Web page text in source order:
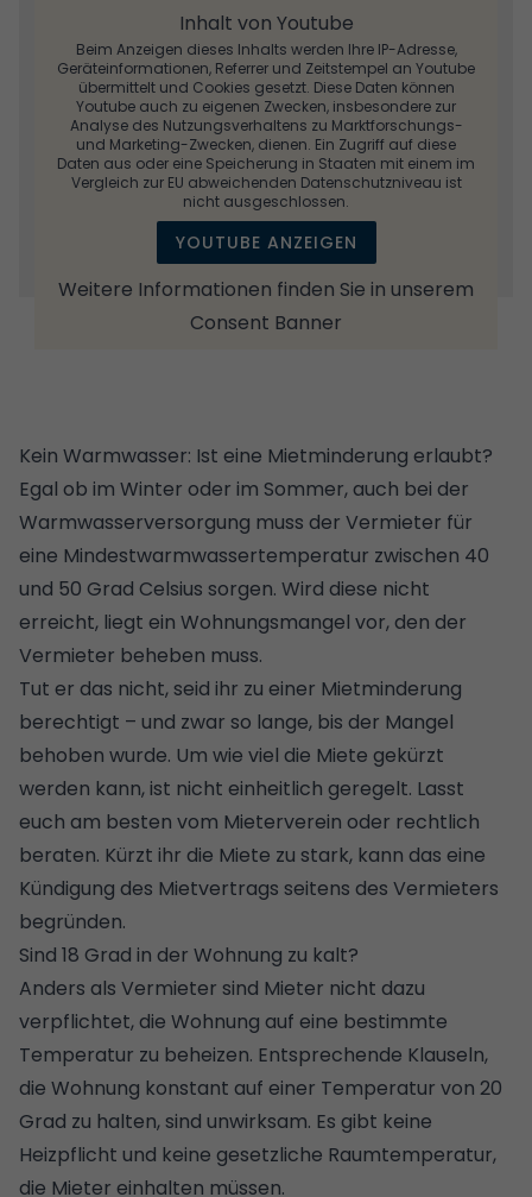
Inhalt von Youtube
Beim Anzeigen dieses Inhalts werden Ihre IP-Adresse,
Geräteinformationen, Referrer und Zeitstempel an Youtube
übermittelt und Cookies gesetzt. Diese Daten können
Youtube auch zu eigenen Zwecken, insbesondere zur
Analyse des Nutzungsverhaltens zu Marktforschungs-
und Marketing-Zwecken, dienen. Ein Zugriff auf diese
Daten aus oder eine Speicherung in Staaten mit einem im
Vergleich zur EU abweichenden Datenschutzniveau ist
nicht ausgeschlossen.
YOUTUBE ANZEIGEN
Weitere Informationen finden Sie in unserem
Consent Banner
Kein Warmwasser: Ist eine Mietminderung erlaubt?
Egal ob im Winter oder im Sommer, auch bei der
Warmwasserversorgung muss der Vermieter für
eine Mindestwarmwassertemperatur zwischen 40
und 50 Grad Celsius sorgen. Wird diese nicht
erreicht, liegt ein Wohnungsmangel vor, den der
Vermieter beheben muss.
Tut er das nicht, seid ihr zu einer Mietminderung
berechtigt – und zwar so lange, bis der Mangel
behoben wurde. Um wie viel die Miete gekürzt
werden kann, ist nicht einheitlich geregelt. Lasst
euch am besten vom Mieterverein oder rechtlich
beraten. Kürzt ihr die Miete zu stark, kann das eine
Kündigung des Mietvertrags seitens des Vermieters
begründen.
Sind 18 Grad in der Wohnung zu kalt?
Anders als Vermieter sind Mieter nicht dazu
verpflichtet, die Wohnung auf eine bestimmte
Temperatur zu beheizen. Entsprechende Klauseln,
die Wohnung konstant auf einer Temperatur von 20
Grad zu halten, sind unwirksam. Es gibt keine
Heizpflicht und keine gesetzliche Raumtemperatur,
die Mieter einhalten müssen.